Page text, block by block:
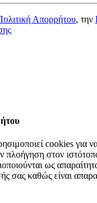
Απορρήτου, την
cookies για
πλοήγηση στον
ως
σας καθώς είναι